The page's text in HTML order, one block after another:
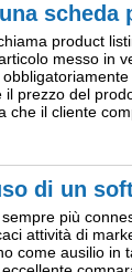
scheda
product
messo in
il prezzo del
che il cliente
di un
più
attività di
come ausilio in